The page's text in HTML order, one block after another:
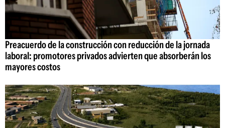
Preacuerdo de la construcción con reducción de la jornada
laboral: promotores privados advierten que absorberán los
mayores costos